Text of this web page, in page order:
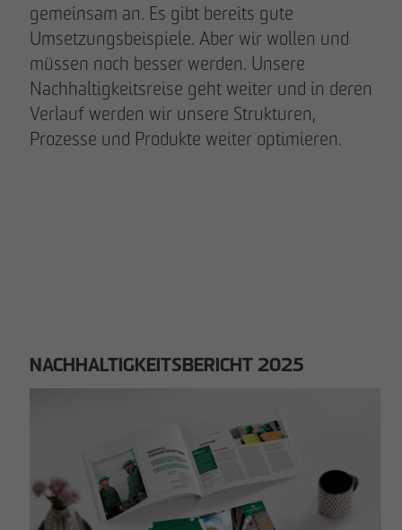
gemeinsam an. Es gibt bereits gute
Umsetzungsbeispiele. Aber wir wollen und
müssen noch besser werden. Unsere
Nachhaltigkeitsreise geht weiter und in deren
Verlauf werden wir unsere Strukturen,
Prozesse und Produkte weiter optimieren.
NACHHALTIGKEITSBERICHT 2025